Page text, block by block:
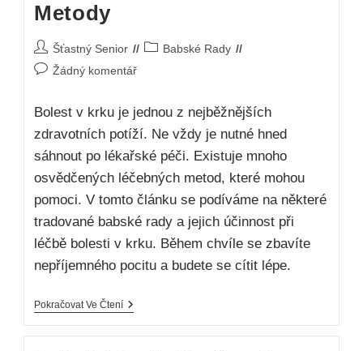
Metody
Šťastný Senior
Babské Rady
Žádný komentář
Bolest v krku je jednou z nejběžnějších
zdravotních potíží. Ne vždy je nutné hned
sáhnout po lékařské péči. Existuje mnoho
osvědčených léčebných metod, které mohou
pomoci. V tomto článku se podíváme na některé
tradované babské rady a jejich účinnost při
léčbě bolesti v krku. Během chvíle se zbavíte
nepříjemného pocitu a budete se cítit lépe.
Pokračovat Ve Čtení